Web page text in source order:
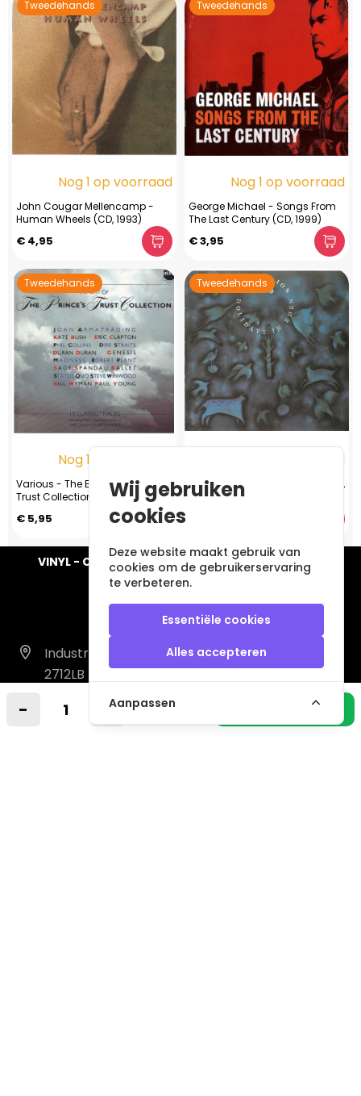
- + In winkelmandje
Tweedehands
Nog 1 op voorraad
John Cougar Mellencamp -
Human Wheels (CD, 1993)
€ 4,95
Tweedehands
Nog 1 op voorraad
George Michael - Songs From
The Last Century (CD, 1999)
€ 3,95
Tweedehands
Nog 1 op voorraad
Various - The Best Of Prince's
Trust Collection
€ 5,95
Tweedehands
Nog 1 op voorraad
Marillion – Holidays In Eden (CD,
1991)
VINYL - CD - AUDIO - FURNITURE - COLLECTABLES
Industrieweg 14 A
2712LB Zoetermeer
info@vintagemusicstore.nl
Wij gebruiken
cookies
Deze website maakt gebruik van
cookies om de gebruikerservaring
te verbeteren.
Essentiële cookies
Alles accepteren
Aanpassen